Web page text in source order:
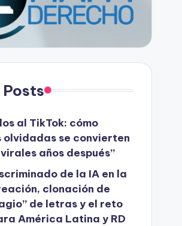
al TikTok: cómo
olvidadas se convierten
años después”
de la IA en la
clonación de
de letras y el reto
América Latina y RD